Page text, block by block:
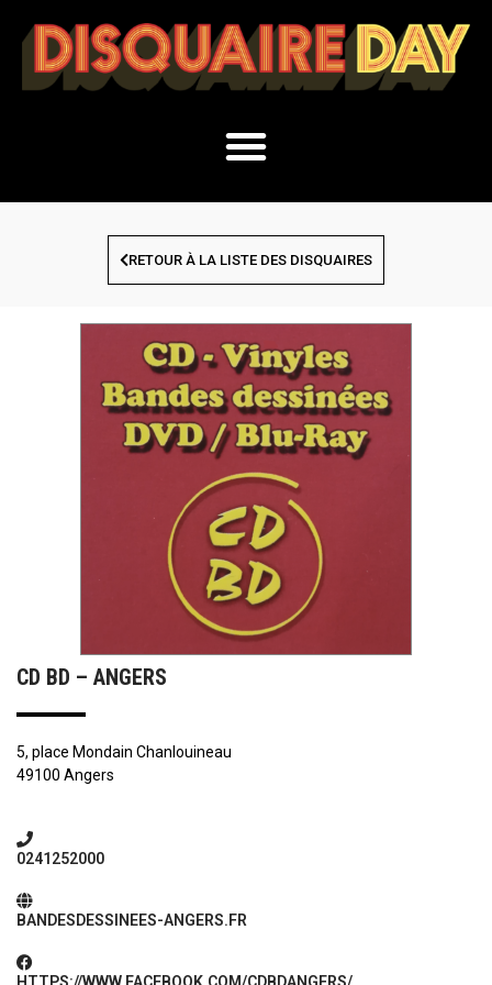
RETOUR À LA LISTE DES DISQUAIRES
CD BD – ANGERS
5, place Mondain Chanlouineau
49100 Angers
0241252000
BANDESDESSINEES-ANGERS.FR